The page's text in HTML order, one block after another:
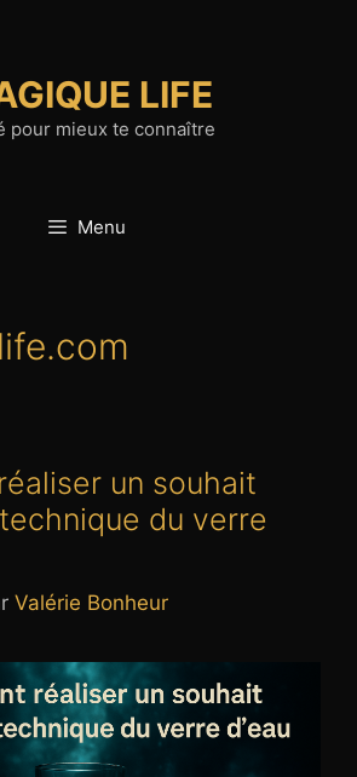
LIFE
pour mieux te connaître
Menu
un souhait
du verre
Valérie Bonheur